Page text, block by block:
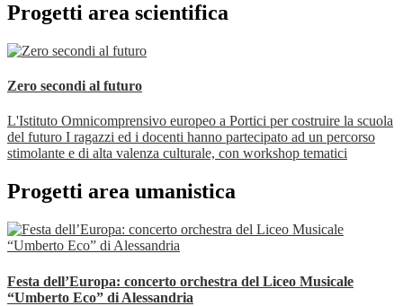
Progetti area scientifica
Zero secondi al futuro
L'Istituto Omnicomprensivo europeo a Portici per costruire la scuola
del futuro I ragazzi ed i docenti hanno partecipato ad un percorso
stimolante e di alta valenza culturale, con workshop tematici
Progetti area umanistica
Festa dell’Europa: concerto orchestra del Liceo Musicale
“Umberto Eco” di Alessandria